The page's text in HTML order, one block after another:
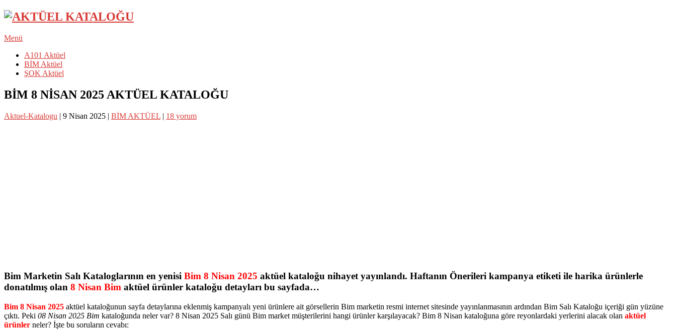
Menü
A101 Aktüel
BİM Aktüel
ŞOK Aktüel
BİM 8 NİSAN 2025 AKTÜEL KATALOĞU
Aktuel-Katalogu | 9 Nisan 2025 | BİM AKTÜEL | 18 yorum
Bim Marketin Salı Kataloglarının en yenisi Bim 8 Nisan 2025 aktüel kataloğu nihayet yayınlandı. Haftanın Önerileri kampanya etiketi ile harika ürünlerle
donatılmış olan 8 Nisan Bim aktüel ürünler kataloğu detayları bu sayfada…
Bim 8 Nisan 2025 aktüel kataloğunun sayfa detaylarına eklenmiş kampanyalı yeni ürünlere ait görsellerin Bim marketin resmi internet sitesinde yayınlanmasının ardından Bim Salı Kataloğu içeriği gün yüzüne
çıktı. Peki 08 Nisan 2025 Bim kataloğunda neler var? 8 Nisan 2025 Salı günü Bim market müşterilerini hangi ürünler karşılayacak? Bim 8 Nisan kataloğuna göre reyonlardaki yerlerini alacak olan aktüel
ürünler neler? İşte bu soruların cevabı: